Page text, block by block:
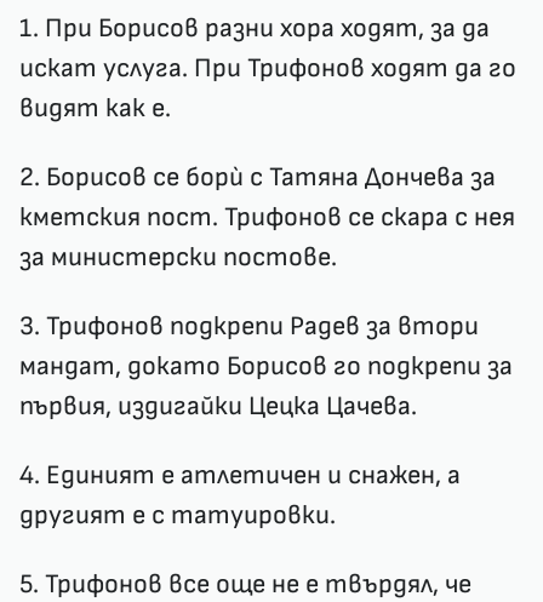
1. При Борисов разни хора ходят, за да
искат услуга. При Трифонов ходят да го
видят как е.
2. Борисов се борѝ с Татяна Дончева за
кметския пост. Трифонов се скара с нея
за министерски постове.
3. Трифонов подкрепи Радев за втори
мандат, докато Борисов го подкрепи за
първия, издигайки Цецка Цачева.
4. Единият е атлетичен и снажен, а
другият е с татуировки.
5. Трифонов все още не е твърдял, че